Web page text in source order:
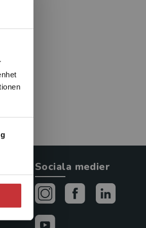
Sociala medier